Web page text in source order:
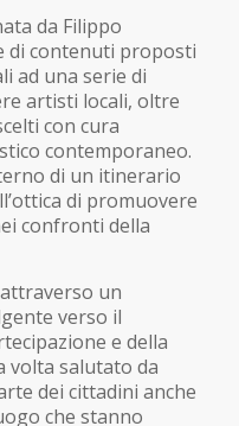
da Filippo
di contenuti proposti
ad una serie di
artisti locali, oltre
con cura
contemporaneo.
di un itinerario
di promuovere
confronti della
un
verso il
e della
volta salutato da
dei cittadini anche
che stanno